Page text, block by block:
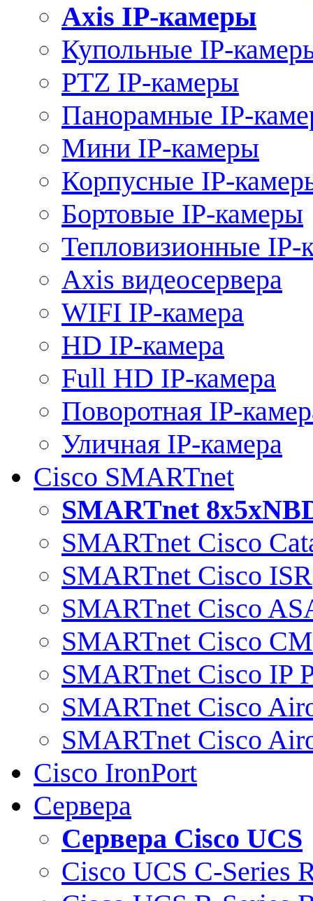
Axis IP-камеры
Купольные IP-
PTZ IP-камеры
Панорамные IP-
Мини IP-камеры
Корпусные IP-
Бортовые IP-камеры
Тепловизионные IP-
Axis видеосервера
WIFI IP-камера
HD IP-камера
Full HD IP-камера
Поворотная IP-
Уличная IP-камера
Cisco SMARTnet
SMARTnet
SMARTnet Cisco
SMARTnet Cisco ISR
SMARTnet Cisco
SMARTnet Cisco
SMARTnet Cisco IP
SMARTnet Cisco
SMARTnet Cisco
Cisco IronPort
Сервера
Сервера Cisco UCS
Cisco UCS C-Series